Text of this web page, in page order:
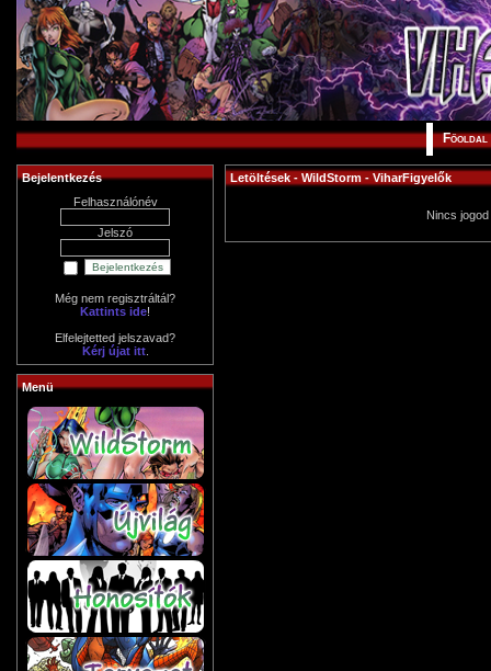
Főoldal
Bejelentkezés
Felhasználónév
Jelszó
Még nem regisztráltál?
Kattints ide!
Elfelejtetted jelszavad?
Kérj újat itt.
Menü
Letöltések - WildStorm - ViharFigyelők
Nincs